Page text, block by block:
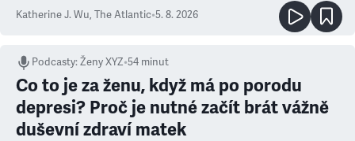
Katherine J. Wu, The Atlantic•5. 8. 2026
Podcasty:Ženy XYZ•54 minut
Co to je za ženu, když má po porodu
depresi? Proč je nutné začít brát vážně
duševní zdraví matek